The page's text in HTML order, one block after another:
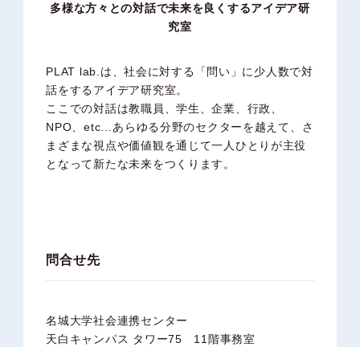
多様な方々との対話で未来を良くするアイデア研
究室
PLAT lab.は、社会に対する「問い」に少人数で対
話をするアイデア研究室。
ここでの対話は教職員、学生、企業、行政、
NPO、etc…あらゆる分野のセクターを越えて、 さ
まざまな視点や価値観を通じて一人ひとりが主役
となって新たな未来をつくります。
問合せ先
名城大学社会連携センター
天白キャンパス タワー75 11階事務室